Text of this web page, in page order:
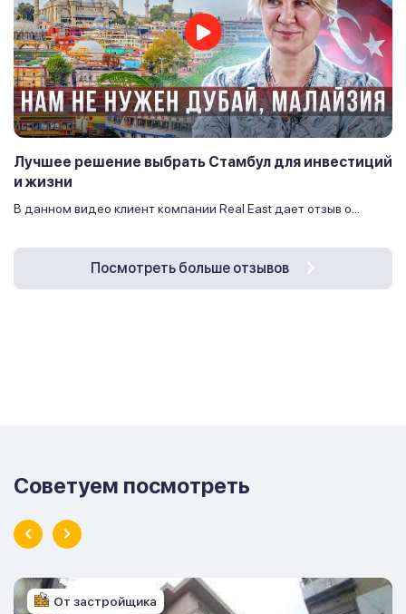
Лучшее решение выбрать Стамбул для инвестиций
и жизни
В данном видео клиент компании Real East дает отзыв о...
Посмотреть больше отзывов
Советуем посмотреть
От застройщика